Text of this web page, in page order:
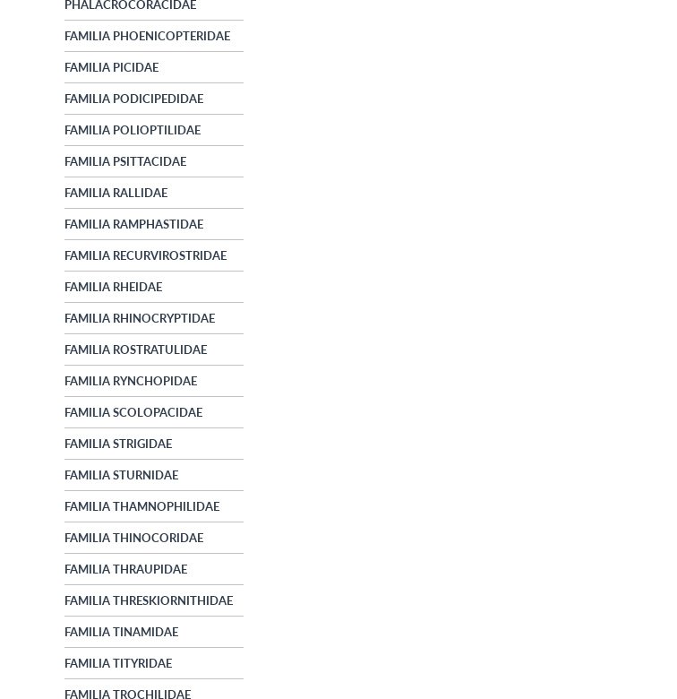
PHALACROCORACIDAE
FAMILIA PHOENICOPTERIDAE
FAMILIA PICIDAE
FAMILIA PODICIPEDIDAE
FAMILIA POLIOPTILIDAE
FAMILIA PSITTACIDAE
FAMILIA RALLIDAE
FAMILIA RAMPHASTIDAE
FAMILIA RECURVIROSTRIDAE
FAMILIA RHEIDAE
FAMILIA RHINOCRYPTIDAE
FAMILIA ROSTRATULIDAE
FAMILIA RYNCHOPIDAE
FAMILIA SCOLOPACIDAE
FAMILIA STRIGIDAE
FAMILIA STURNIDAE
FAMILIA THAMNOPHILIDAE
FAMILIA THINOCORIDAE
FAMILIA THRAUPIDAE
FAMILIA THRESKIORNITHIDAE
FAMILIA TINAMIDAE
FAMILIA TITYRIDAE
FAMILIA TROCHILIDAE